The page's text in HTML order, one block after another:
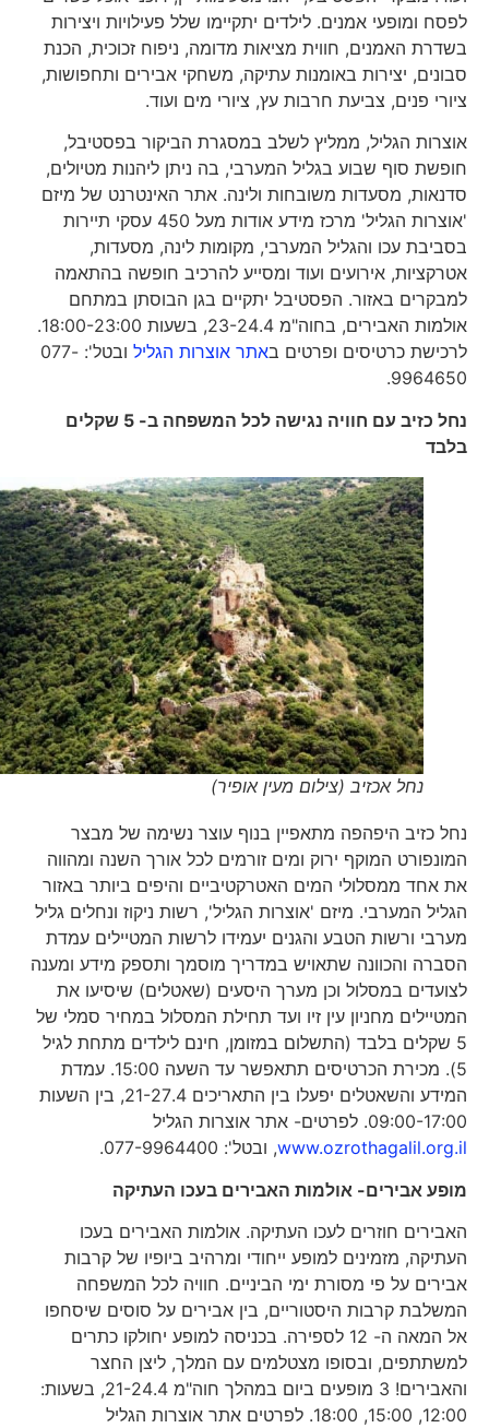
לפסח ומופעי אמנים. לילדים יתקיימו שלל פעילויות ויצירות
בשדרת האמנים, חווית מציאות מדומה, ניפוח זכוכית, הכנת
סבונים, יצירות באומנות עתיקה, משחקי אבירים ותחפושות,
ציורי פנים, צביעת חרבות עץ, ציורי מים ועוד.
אוצרות הגליל, ממליץ לשלב במסגרת הביקור בפסטיבל,
חופשת סוף שבוע בגליל המערבי, בה ניתן ליהנות מטיולים,
סדנאות, מסעדות משובחות ולינה. אתר האינטרנט של מיזם
'אוצרות הגליל' מרכז מידע אודות מעל 450 עסקי תיירות
בסביבת עכו והגליל המערבי, מקומות לינה, מסעדות,
אטרקציות, אירועים ועוד ומסייע להרכיב חופשה בהתאמה
למבקרים באזור. הפסטיבל יתקיים בגן הבוסתן במתחם
אולמות האבירים, בחוה"מ 23-24.4, בשעות 18:00-23:00.
לרכישת כרטיסים ופרטים באתר אוצרות הגליל
ובטל': 077-
9964650.
נחל כזיב עם חוויה נגישה לכל המשפחה ב- 5 שקלים
בלבד
נחל אכזיב (צילום מעין אופיר)
נחל כזיב היפהפה מתאפיין בנוף עוצר נשימה של מבצר
המונפורט המוקף ירוק ומים זורמים לכל אורך השנה ומהווה
את אחד ממסלולי המים האטרקטיביים והיפים ביותר באזור
הגליל המערבי. מיזם 'אוצרות הגליל', רשות ניקוז ונחלים גליל
מערבי ורשות הטבע והגנים יעמידו לרשות המטיילים עמדת
הסברה והכוונה שתאויש במדריך מוסמך ותספק מידע ומענה
לצועדים במסלול וכן מערך היסעים (שאטלים) שיסיעו את
המטיילים מחניון עין זיו ועד תחילת המסלול במחיר סמלי של
5 שקלים בלבד (התשלום במזומן, חינם לילדים מתחת לגיל
5). מכירת הכרטיסים תתאפשר עד השעה 15:00. עמדת
המידע והשאטלים יפעלו בין התאריכים 21-27.4, בין השעות
09:00-17:00. לפרטים- אתר אוצרות הגליל
www.ozrothagalil.org.il, ובטל': 077-9964400.
מופע אבירים- אולמות האבירים בעכו העתיקה
האבירים חוזרים לעכו העתיקה. אולמות האבירים בעכו
העתיקה, מזמינים למופע ייחודי ומרהיב ביופיו של קרבות
אבירים על פי מסורת ימי הביניים. חוויה לכל המשפחה
המשלבת קרבות היסטוריים, בין אבירים על סוסים שיסחפו
אל המאה ה- 12 לספירה. בכניסה למופע יחולקו כתרים
למשתתפים, ובסופו מצטלמים עם המלך, ליצן החצר
והאבירים! 3 מופעים ביום במהלך חוה"מ 21-24.4, בשעות:
12:00, 15:00, 18:00. לפרטים אתר אוצרות הגליל